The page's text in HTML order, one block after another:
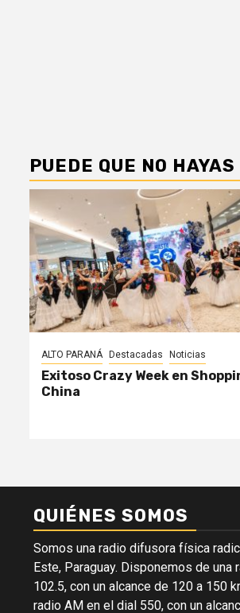
PUEDE QUE NO
ALTO PARANÁ Destacadas Noticias
Exitoso Crazy Week en
China
QUIÉNES SOMOS
Somos una radio difusora física
Este, Paraguay. Disponemos de una
102.5, con un alcance de 120 a 150
radio AM en el dial 550, con un